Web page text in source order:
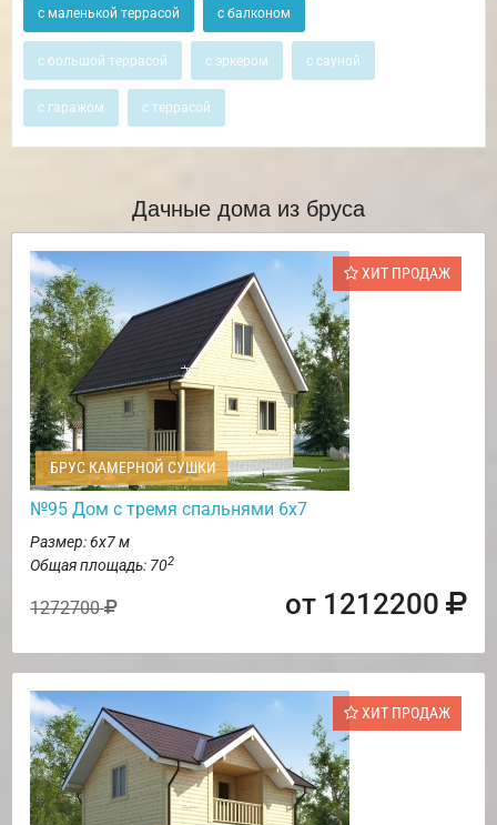
с маленькой террасой с балконом
с большой террасой с эркером с сауной
с гаражом с террасой
Дачные дома из бруса
ХИТ ПРОДАЖ
БРУС КАМЕРНОЙ СУШКИ
№95 Дом с тремя спальнями 6х7
Размер: 6х7 м
Общая площадь: 702
1272700 от 1212200
ХИТ ПРОДАЖ